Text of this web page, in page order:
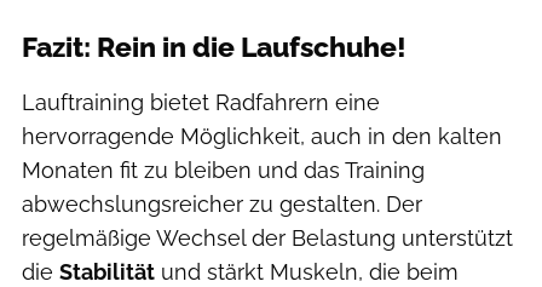
Fazit: Rein in die Laufschuhe!
Lauftraining bietet Radfahrern eine
hervorragende Möglichkeit, auch in den kalten
Monaten fit zu bleiben und das Training
abwechslungsreicher zu gestalten. Der
regelmäßige Wechsel der Belastung unterstützt
die Stabilität und stärkt Muskeln, die beim